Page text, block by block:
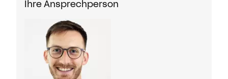
Ihre Ansprechperson